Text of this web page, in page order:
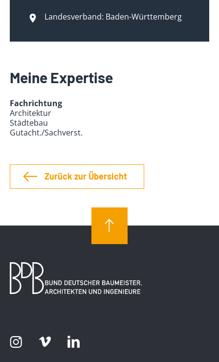
Landesverband: Baden-Württemberg
Meine Expertise
Fachrichtung
Architektur
Städtebau
Gutacht./Sachverst.
Zurück zur Übersicht